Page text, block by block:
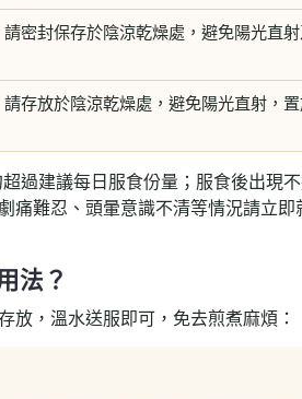
請密封保存於陰涼乾燥處，避免陽光直
請存放於陰涼乾燥處，避免陽光直射，
過建議每日服食份量；服食後出現
痛難忍、頭暈意識不清等情況請立即
法？
放，溫水送服即可，免去煎煮麻煩：